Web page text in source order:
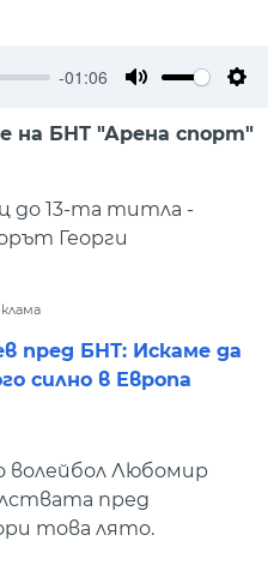
-01:06
на БНТ "Арена спорт"
до 13-та титла -
Георги
пред БНТ: Искаме да
силно в Европа
Любомир
пред
това лято.